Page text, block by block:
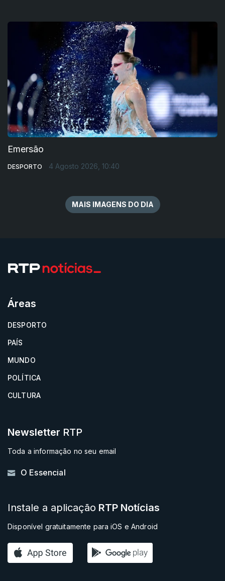
Emersão
DESPORTO 4 Agosto 2026, 10:40
MAIS IMAGENS DO DIA
Áreas
DESPORTO
PAÍS
MUNDO
POLÍTICA
CULTURA
Newsletter RTP
Toda a informação no seu email
O Essencial
Instale a aplicação RTP Notícias
Disponível gratuitamente para iOS e Android